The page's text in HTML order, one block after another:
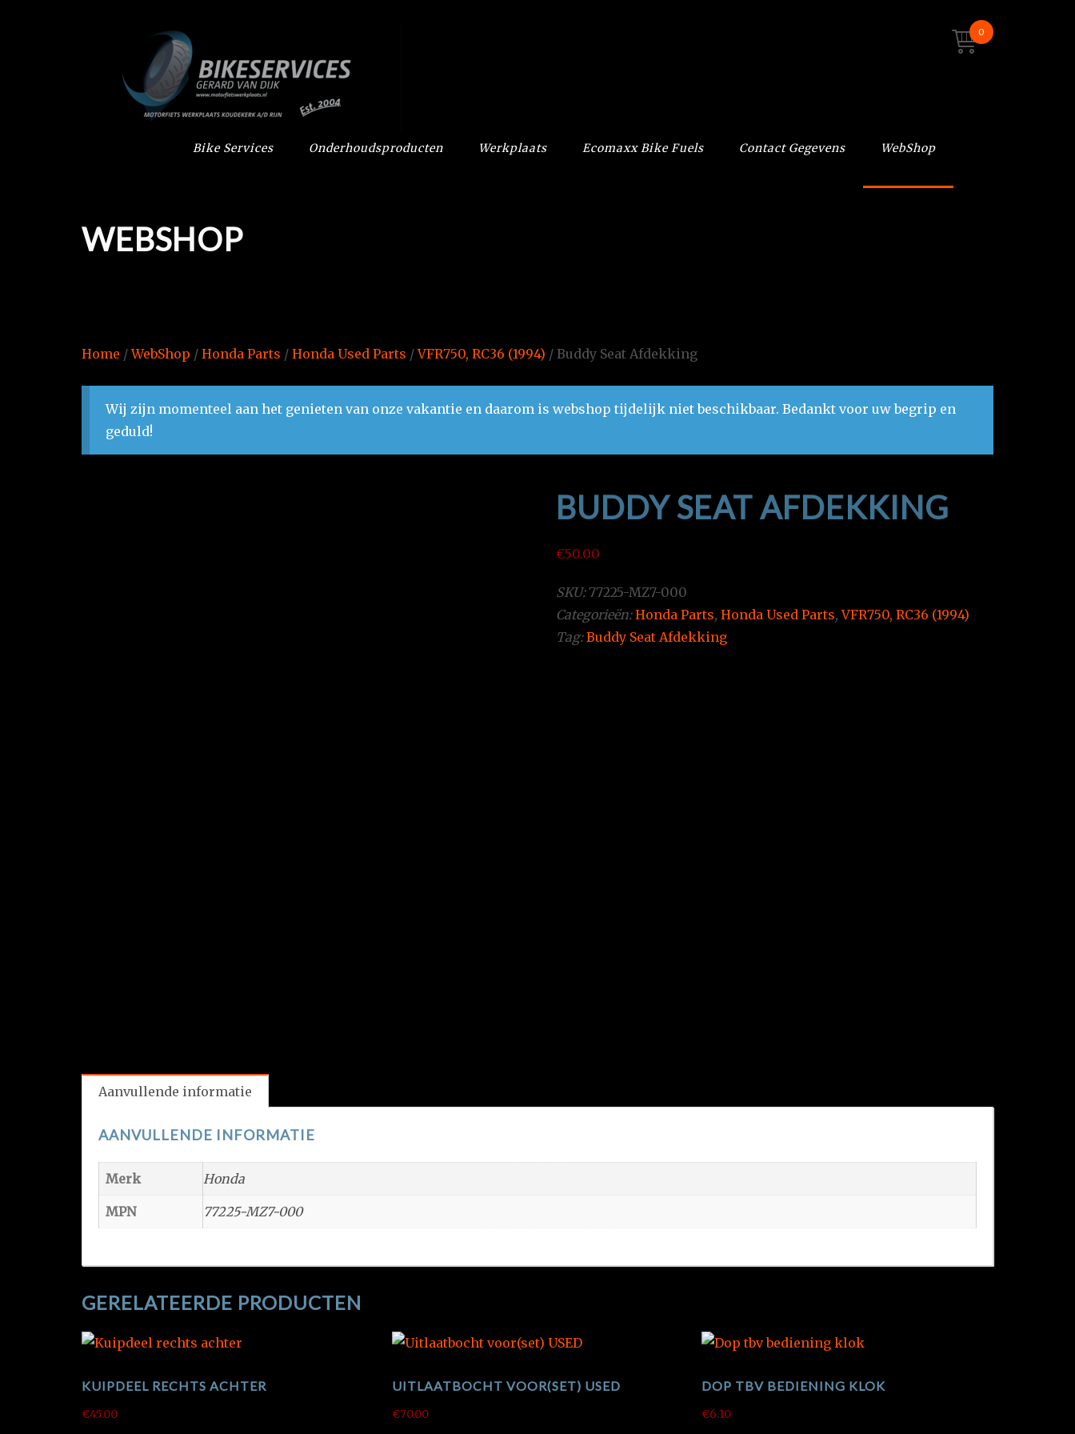
Bike Services Onderhoudsproducten Werkplaats Ecomaxx Bike Fuels Contact Gegevens WebShop
0
WEBSHOP
Home /WebShop / Honda Parts / Honda Used Parts /VFR750, RC36 (1994) / Buddy Seat Afdekking
Wij zijn momenteel aan het genieten van onze vakantie en daarom is webshop tijdelijk niet beschikbaar. Bedankt voor uw begrip en
geduld!
BUDDY SEAT AFDEKKING
€50.00
SKU:77225-MZ7-000
Categorieën:Honda Parts, Honda Used Parts,VFR750, RC36 (1994)
Tag:Buddy Seat Afdekking
Aanvullende informatie
AANVULLENDE INFORMATIE
Merk Honda
MPN 77225-MZ7-000
GERELATEERDE PRODUCTEN
KUIPDEEL RECHTS ACHTER
€45.00
UITLAATBOCHT VOOR(SET) USED
€70.00
DOP TBV BEDIENING KLOK
€6.10